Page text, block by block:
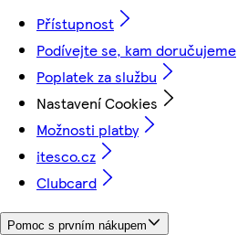
Přístupnost
Podívejte se, kam doručujeme
Poplatek za službu
Nastavení Cookies
Možnosti platby
itesco.cz
Clubcard
Pomoc s prvním nákupem